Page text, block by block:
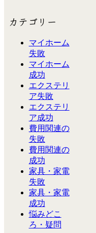
カテゴリー
マイホーム
失敗
マイホーム
成功
エクステリ
ア失敗
エクステリ
ア成功
費用関連の
失敗
費用関連の
成功
家具・家電
失敗
家具・家電
成功
悩みどこ
ろ・疑問